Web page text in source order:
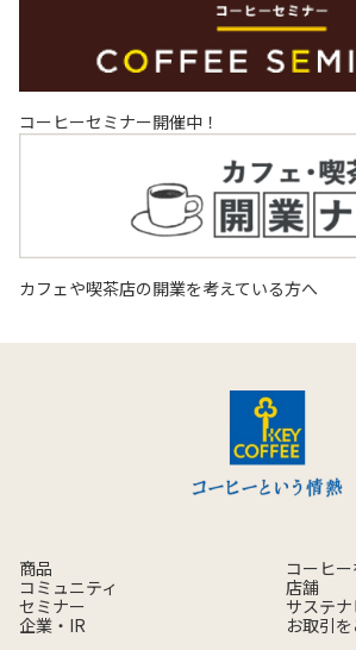
コーヒーセミナー開催中！
カフェや喫茶店の開業を考えている方へ
商品
コーヒ
コミュニティ
店舗
セミナー
サステナ
企業・IR
お取引